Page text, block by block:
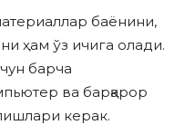
баёнини,
ҳам ўз ичига олади.
барча
ва барқарор
керак.